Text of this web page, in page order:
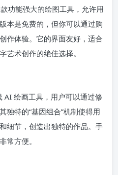
功能强大的绘图工具，允许用
本是免费的，但你可以通过购
作体验。它的界面友好，适合
艺术创作的绝佳选择。
绘画工具，用户可以通过修
独特的“基因组合”机制使得用
细节，创造出独特的作品。手
常方便。